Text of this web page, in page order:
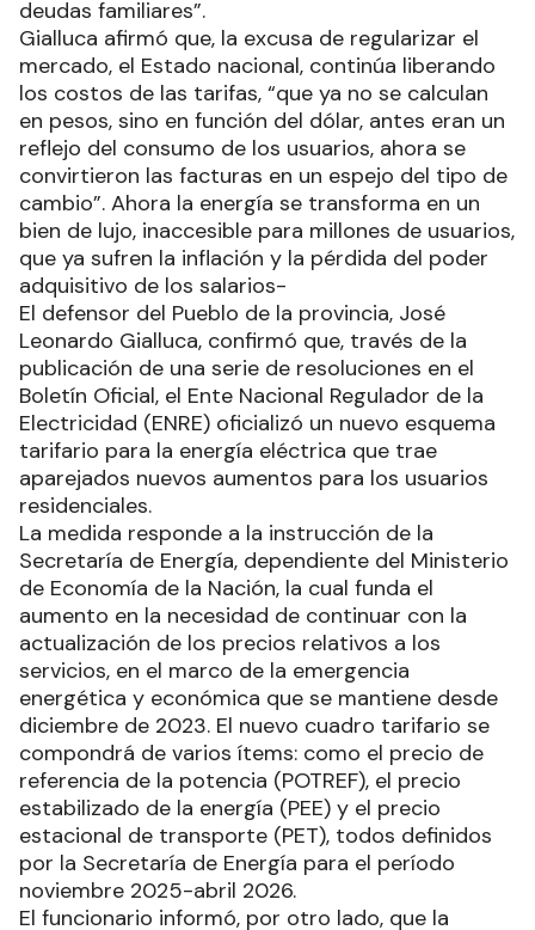
deudas familiares”.
Gialluca afirmó que, la excusa de regularizar el
mercado, el Estado nacional, continúa liberando
los costos de las tarifas, “que ya no se calculan
en pesos, sino en función del dólar, antes eran un
reflejo del consumo de los usuarios, ahora se
convirtieron las facturas en un espejo del tipo de
cambio”. Ahora la energía se transforma en un
bien de lujo, inaccesible para millones de usuarios,
que ya sufren la inflación y la pérdida del poder
adquisitivo de los salarios-
El defensor del Pueblo de la provincia, José
Leonardo Gialluca, confirmó que, través de la
publicación de una serie de resoluciones en el
Boletín Oficial, el Ente Nacional Regulador de la
Electricidad (ENRE) oficializó un nuevo esquema
tarifario para la energía eléctrica que trae
aparejados nuevos aumentos para los usuarios
residenciales.
La medida responde a la instrucción de la
Secretaría de Energía, dependiente del Ministerio
de Economía de la Nación, la cual funda el
aumento en la necesidad de continuar con la
actualización de los precios relativos a los
servicios, en el marco de la emergencia
energética y económica que se mantiene desde
diciembre de 2023. El nuevo cuadro tarifario se
compondrá de varios ítems: como el precio de
referencia de la potencia (POTREF), el precio
estabilizado de la energía (PEE) y el precio
estacional de transporte (PET), todos definidos
por la Secretaría de Energía para el período
noviembre 2025-abril 2026.
El funcionario informó, por otro lado, que la